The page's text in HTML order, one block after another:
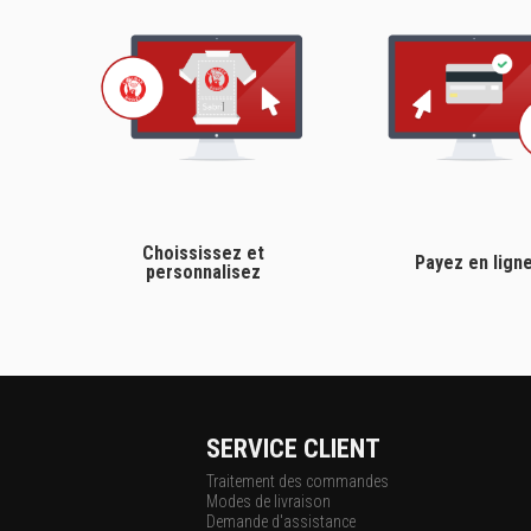
Choississez et
personnalisez
Payez en
SERVICE CLIENT
Traitement des commandes
Modes de livraison
Demande d'assistance